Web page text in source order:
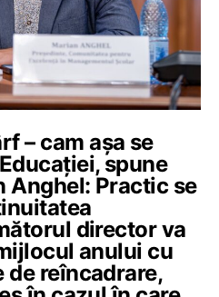
– cam așa se
spune
Anghel: Practic se
director va
anului cu
reîncadrare,